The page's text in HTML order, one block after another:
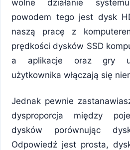
wolne działanie
powodem tego jest dysk
naszą pracę z
prędkości dysków SSD
a aplikacje oraz gry
użytkownika włączają się
Jednak pewnie
dysproporcja między
dysków porównując
Odpowiedź jest prosta,